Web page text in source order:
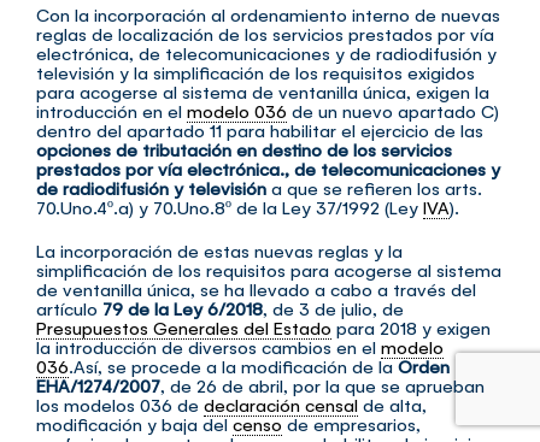
Con la incorporación al ordenamiento interno de nuevas
reglas de localización de los servicios prestados por vía
electrónica, de telecomunicaciones y de radiodifusión y
televisión y la simplificación de los requisitos exigidos
para acogerse al sistema de ventanilla única, exigen la
introducción en el modelo 036 de un nuevo apartado C)
dentro del apartado 11 para habilitar el ejercicio de las
opciones de tributación en destino de los servicios
prestados por vía electrónica., de telecomunicaciones y
de radiodifusión y televisión a que se refieren los arts.
70.Uno.4º.a) y 70.Uno.8º de la Ley 37/1992 (Ley IVA).
La incorporación de estas nuevas reglas y la
simplificación de los requisitos para acogerse al sistema
de ventanilla única, se ha llevado a cabo a través del
artículo 79 de la Ley 6/2018, de 3 de julio, de
Presupuestos Generales del Estado para 2018 y exigen
la introducción de diversos cambios en el modelo
036.Así, se procede a la modificación de laOrden
EHA/1274/2007, de 26 de abril, por la que se aprueban
los modelos 036 de declaración censal de alta,
modificación y baja delcensode empresarios,